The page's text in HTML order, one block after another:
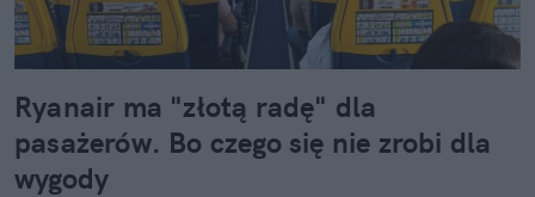
Ryanair ma "złotą radę" dla
pasażerów. Bo czego się nie zrobi dla
wygody